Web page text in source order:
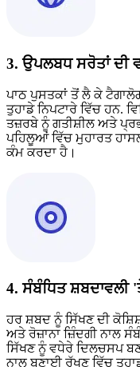
3. ਉਪਲਬਧ ਸਰੋਤਾਂ ਦੀ
ਪਾਠ ਪੁਸਤਕਾਂ ਤੋਂ ਲੈ ਕੇ
ਤੁਹਾਡੇ ਨਿਪਟਾਰੇ ਵਿੱਚ ਹਨ.
ਤਜ਼ਰਬੇ ਨੂੰ ਗਤੀਸ਼ੀਲ ਅਤੇ
ਪਹਿਲੂਆਂ ਵਿੱਚ ਮੁਹਾਰਤ
ਕੰਮ ਕਰਦਾ ਹੈ।
4. ਸੰਬੰਧਿਤ
ਹਰ ਸ਼ਬਦ ਨੂੰ ਸਿੱਖਣ ਦੀ
ਅਤੇ ਰੋਜ਼ਾਨਾ ਜ਼ਿੰਦਗੀ ਨਾਲ
ਸਿੱਖਣ ਨੂੰ ਵਧੇਰੇ ਦਿਲਚਸਪ
ਨਾਲ ਬਣਾਈ ਰੱਖਣ ਵਿੱਚ